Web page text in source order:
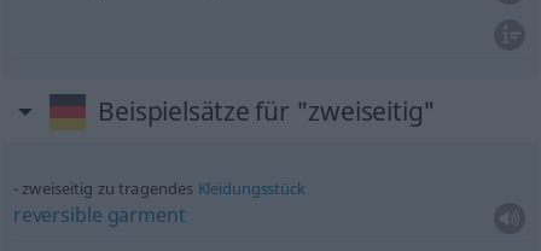
Beispielsätze für "zweiseitig"
zweiseitig zu tragendes Kleidungsstück
reversible garment